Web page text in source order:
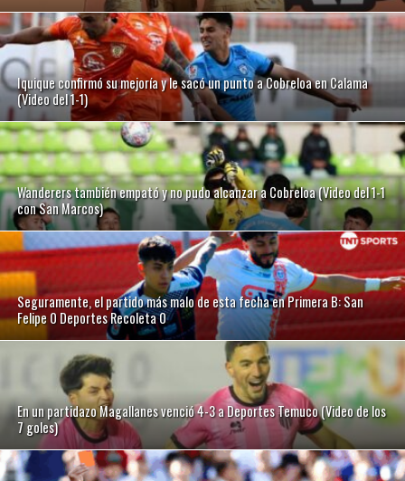
Iquique confirmó su mejoría y le sacó un punto a Cobreloa en Calama
(Video del 1-1)
Wanderers también empató y no pudo alcanzar a Cobreloa (Video del 1-1
con San Marcos)
Seguramente, el partido más malo de esta fecha en Primera B: San
Felipe 0 Deportes Recoleta 0
En un partidazo Magallanes venció 4-3 a Deportes Temuco (Video de los
7 goles)